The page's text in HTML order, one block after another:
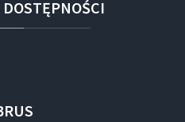
DOSTĘPNOŚCI